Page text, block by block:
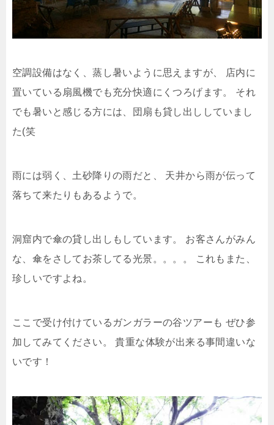
空調設備はなく、蒸し暑いように思えますが、
店内に
置いている扇風機でも充分快適にくつろげます。
それ
でも暑いと感じる方には、団扇も貸し出ししていまし
た(笑
雨には弱く、土砂降りの雨だと、
天井から雨が伝って
落ちて来たりもあるようで。
洞窟内で傘の貸し出しもしています。
お客さんがみん
な、傘をさしてお茶してる光景。。。。
これもまた、
珍しいですよね。
ここで受け付けているガンガラーの谷ツアーも ぜひ参
加してみてください。
貴重な体験が出来る事間違いな
いです！